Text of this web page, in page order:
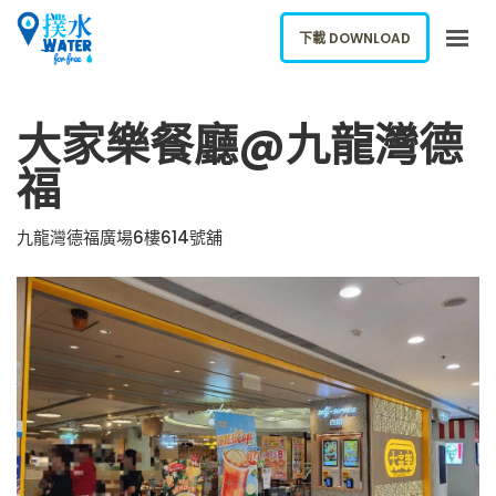
關於我們
下載應用
報告新飲水機
ENGLISH
下載 DOWNLOAD
大家樂餐廳@九龍灣德
福
九龍灣德福廣場6樓614號舖
下載 DOWNLOAD